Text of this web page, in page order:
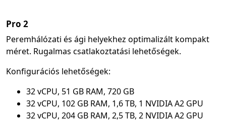
Pro 2
Peremhálózati és ági helyekhez optimalizált kompakt
méret. Rugalmas csatlakoztatási lehetőségek.
Konfigurációs lehetőségek:
32 vCPU, 51 GB RAM, 720 GB
32 vCPU, 102 GB RAM, 1,6 TB, 1 NVIDIA A2 GPU
32 vCPU, 204 GB RAM, 2,5 TB, 2 NVIDIA A2 GPU